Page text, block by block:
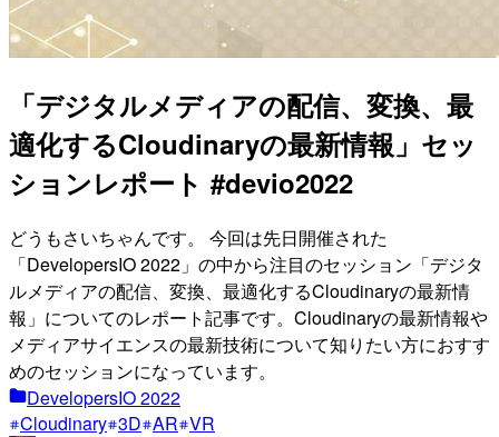
「デジタルメディアの配信、変換、最
適化するCloudinaryの最新情報」セッ
ションレポート #devio2022
どうもさいちゃんです。 今回は先日開催された
「DevelopersIO 2022」の中から注目のセッション「デジタ
ルメディアの配信、変換、最適化するCloudinaryの最新情
報」についてのレポート記事です。Cloudinaryの最新情報や
メディアサイエンスの最新技術について知りたい方におすす
めのセッションになっています。
DevelopersIO 2022
Cloudinary 3D AR VR